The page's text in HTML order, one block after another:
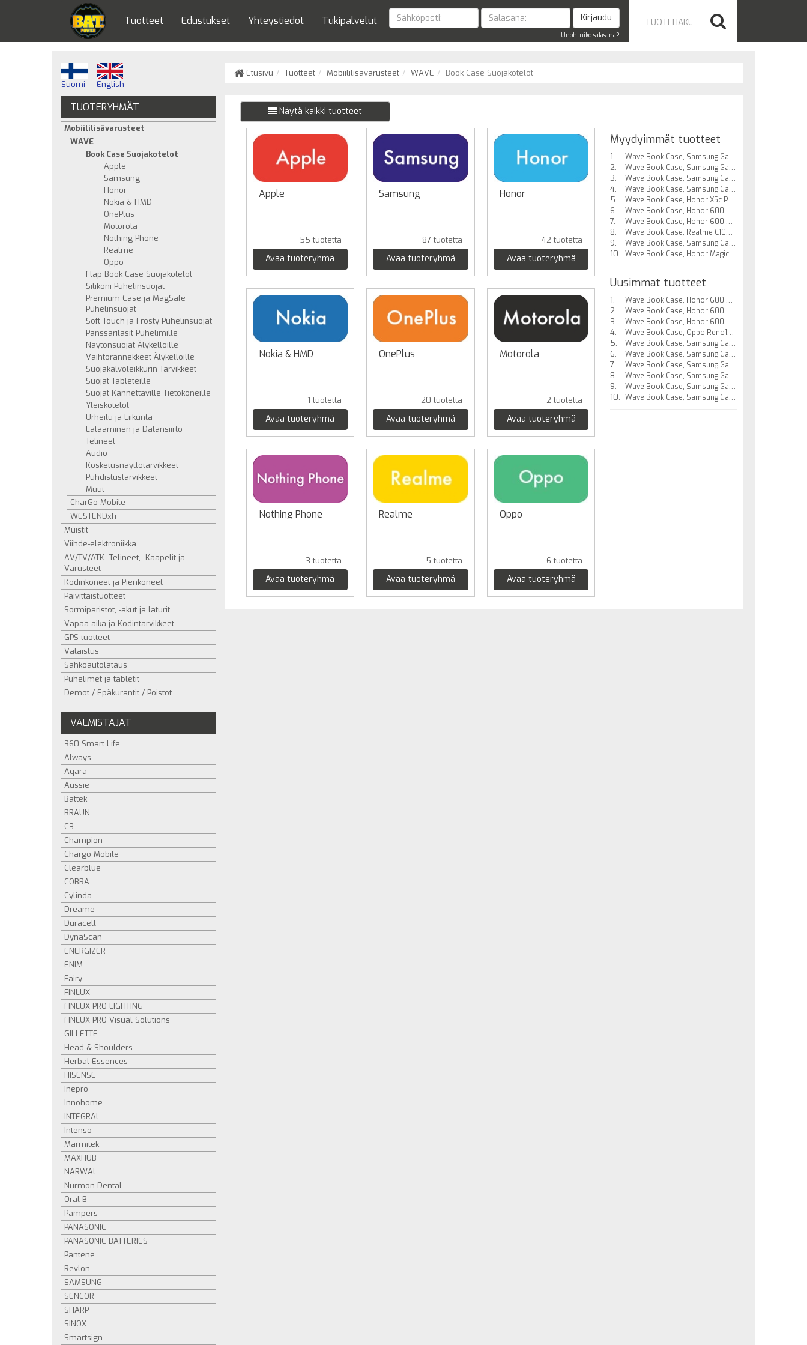
Tuotteet Edustukset Yhteystiedot Tukipalvelut
Unohtuiko salasana?
Etusivu Tuotteet Mobiililisävarusteet WAVE Book Case Suojakotelot
Näytä kaikki tuotteet
Apple
55 tuotetta
Avaa tuoteryhmä
Samsung
87 tuotetta
Avaa tuoteryhmä
Honor
42 tuotetta
Avaa tuoteryhmä
Nokia & HMD
1 tuotetta
Avaa tuoteryhmä
OnePlus
20 tuotetta
Avaa tuoteryhmä
Motorola
2 tuotetta
Avaa tuoteryhmä
Nothing Phone
3 tuotetta
Avaa tuoteryhmä
Realme
5 tuotetta
Avaa tuoteryhmä
Oppo
6 tuotetta
Avaa tuoteryhmä
Myydyimmät tuotteet
Wave Book Case, Samsung Galaxy A26 5G, Musta
Wave Book Case, Samsung Galaxy A17 5G / Samsung Galaxy A17 4G, Musta
Wave Book Case, Samsung Galaxy A17 5G / Samsung Galaxy A17 4G, Smoky Sangria
Wave Book Case, Samsung Galaxy A16 5G / Samsung Galaxy A16 4G, Musta
Wave Book Case, Honor X5c Plus, Musta
Wave Book Case, Honor 600 Smart 5G, Musta
Wave Book Case, Honor 600 Smart 5G, Smoky Sangria
Wave Book Case, Realme C100 5G, Musta
Wave Book Case, Samsung Galaxy A17 5G / Samsung Galaxy A17 4G, Taupe
Wave Book Case, Honor Magic8 Lite 5G, Musta
Uusimmat tuotteet
Wave Book Case, Honor 600 Smart 5G, Beige
Wave Book Case, Honor 600 Smart 5G, Musta
Wave Book Case, Honor 600 Smart 5G, Smoky Sangria
Wave Book Case, Oppo Reno16 F 5G, Musta
Wave Book Case, Samsung Galaxy A27 5G, Beige
Wave Book Case, Samsung Galaxy A27 5G, Musta
Wave Book Case, Samsung Galaxy A27 5G, Smoky Sangria
Wave Book Case, Samsung Galaxy A27 5G, Taupe
Wave Book Case, Samsung Galaxy A17 5G / Samsung Galaxy A17 4G, Beige
Wave Book Case, Samsung Galaxy A37 5G, Beige
Suomi English
TUOTERYHMÄT
Mobiililisävarusteet
WAVE
Book Case Suojakotelot
Apple
Samsung
Honor
Nokia & HMD
OnePlus
Motorola
Nothing Phone
Realme
Oppo
Flap Book Case Suojakotelot
Silikoni Puhelinsuojat
Premium Case ja MagSafe
Puhelinsuojat
Soft Touch ja Frosty Puhelinsuojat
Panssarilasit Puhelimille
Näytönsuojat Älykelloille
Vaihtorannekkeet Älykelloille
Suojakalvoleikkurin Tarvikkeet
Suojat Tableteille
Suojat Kannettaville Tietokoneille
Yleiskotelot
Urheilu ja Liikunta
Lataaminen ja Datansiirto
Telineet
Audio
Kosketusnäyttötarvikkeet
Puhdistustarvikkeet
Muut
CharGo Mobile
WESTENDxfi
Muistit
Viihde-elektroniikka
AV/TV/ATK -Telineet, -Kaapelit ja -
Varusteet
Kodinkoneet ja Pienkoneet
Päivittäistuotteet
Sormiparistot, -akut ja laturit
Vapaa-aika ja Kodintarvikkeet
GPS-tuotteet
Valaistus
Sähköautolataus
Puhelimet ja tabletit
Demot / Epäkurantit / Poistot
VALMISTAJAT
360 Smart Life
Always
Aqara
Aussie
Battek
BRAUN
C3
Champion
Chargo Mobile
Clearblue
COBRA
Cylinda
Dreame
Duracell
DynaScan
ENERGIZER
ENIM
Fairy
FINLUX
FINLUX PRO LIGHTING
FINLUX PRO Visual Solutions
GILLETTE
Head & Shoulders
Herbal Essences
HISENSE
Inepro
Innohome
INTEGRAL
Intenso
Marmitek
MAXHUB
NARWAL
Nurmon Dental
Oral-B
Pampers
PANASONIC
PANASONIC BATTERIES
Pantene
Revlon
SAMSUNG
SENCOR
SHARP
SINOX
Smartsign